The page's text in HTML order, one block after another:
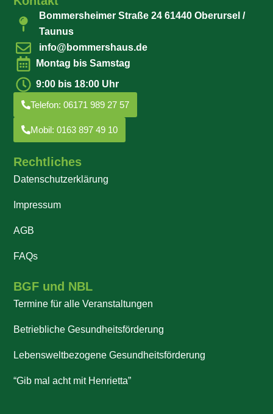
BGF und NBL
Termine für alle Veranstaltungen
Betriebliche Gesundheitsförderung
Lebensweltbezogene Gesundheitsförderung
“Gib mal acht mit Henrietta”
Rechtliches
Datenschutzerklärung
Impressum
AGB
FAQs
Bommersheimer Straße 24 61440 Oberursel /
Taunus
info@bommershaus.de
Montag bis Samstag
9:00 bis 18:00 Uhr
Telefon: 06171 989 27 57
Mobil: 0163 897 49 10